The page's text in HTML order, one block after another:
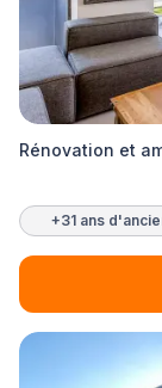
Rénovation et
+31 ans